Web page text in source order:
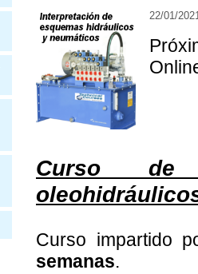
22/01/
Curso de
Curso impartido
semanas.